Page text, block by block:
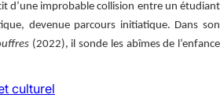
d’une improbable collision entre un étudiant
devenue parcours initiatique. Dans son
(2022), il sonde les abîmes de l’enfance
culturel